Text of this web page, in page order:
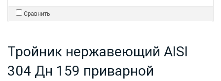
Сравнить
Тройник нержавеющий AISI
304 Дн 159 приварной